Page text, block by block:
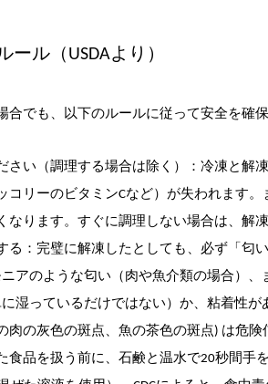
ル（USDAより）
合でも、以下のルールに従って安全を確保
さい（調理する場合は除く）：冷凍と解
コリーのビタミンCなど）が失われます
なります。すぐに調理しない場合は、解
る：完璧に解凍したとしても、必ず「匂
アのような匂い（肉や魚介類の場合）
湿っているだけではない）か、粘着性が
肉の灰色の斑点、魚の茶色の斑点) は危険
食品を扱う前に、石鹸と温水で20秒間手